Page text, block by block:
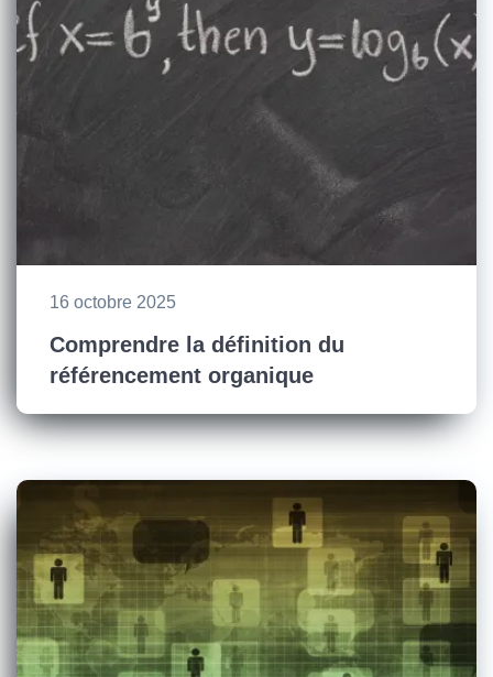
16 octobre 2025
Comprendre la définition du
référencement organique